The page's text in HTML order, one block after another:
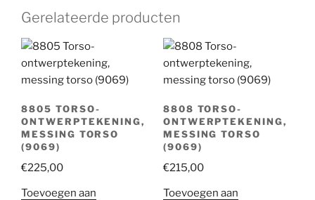
Gerelateerde producten
8805 TORSO-
ONTWERPTEKENING,
MESSING TORSO
(9069)
€225,00
Toevoegen aan
8808 TORSO-
ONTWERPTEKENING,
MESSING TORSO
(9069)
€215,00
Toevoegen aan